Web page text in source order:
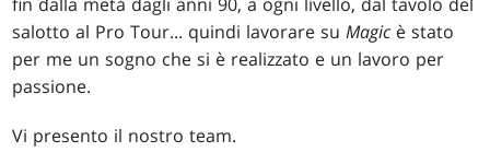
salotto al Pro Tour... quindi lavorare suMagic è stato
per me un sogno che si è realizzato e un lavoro per
passione.
Vi presento il nostro team.